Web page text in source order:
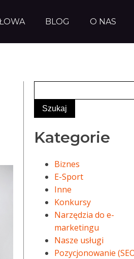
BLOG O NAS
Kategorie
Biznes
E-Sport
Inne
Konkursy
Narzędzia do e-
marketingu
Nasze usługi
Pozycjonowanie